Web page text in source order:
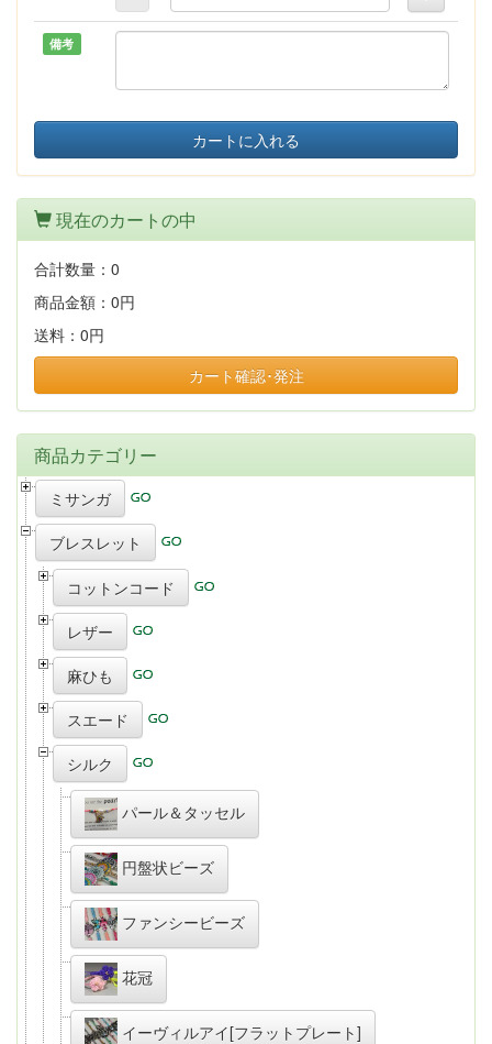
備考
カートに入れる
現在のカートの中
合計数量： 0
商品金額： 0円
送料： 0円
カート確認･発注
商品カテゴリー
ミサンガ
ブレスレット
コットンコード
レザー
麻ひも
スエード
シルク
パール＆タッセル
円盤状ビーズ
ファンシービーズ
花冠
イーヴィルアイ[フラットプレート]